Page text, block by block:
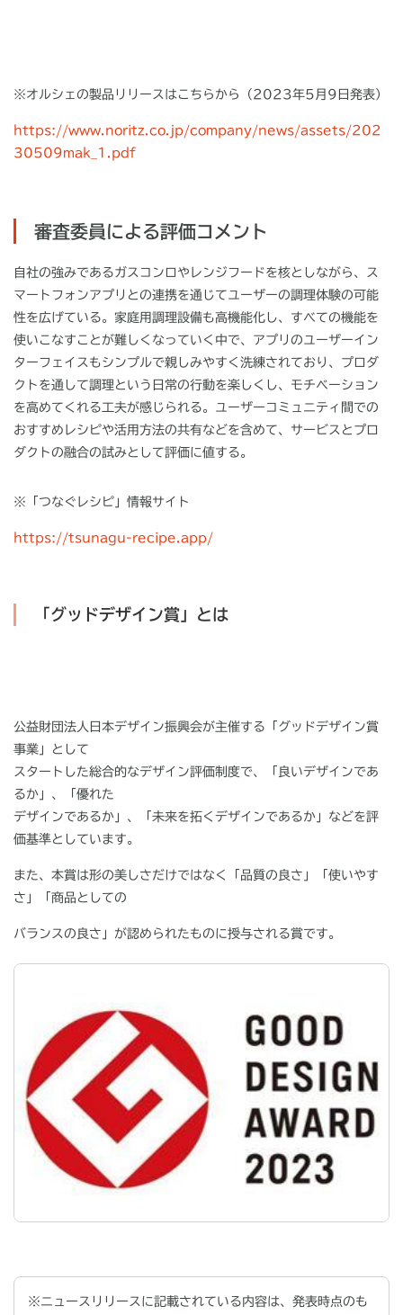
※オルシェの製品リリースはこちらから（ 2023年5 月 9 日発表）
https://www.noritz.co.jp/company/news/assets/202
30509mak_1.pdf
審査委員による評価コメント
自社の強みであるガスコンロやレンジフードを核としながら、ス
マートフォンアプリとの連携を通じてユーザーの調理体験の可能
性を広げている。家庭用調理設備も高機能化し、すべての機能を
使いこなすことが難しくなっていく中で、アプリのユーザーイン
ターフェイスもシンプルで親しみやすく洗練されており、プロダ
クトを通して調理という日常の行動を楽しくし、モチベーション
を高めてくれる工夫が感じられる。ユーザーコミュニティ間での
おすすめレシピや活用方法の共有などを含めて、サービスとプロ
ダクトの融合の試みとして評価に値する。
※「つなぐレシピ」情報サイト
https://tsunagu-recipe.app/
「グッドデザイン賞」とは
公益財団法人日本デザイン振興会が主催する「グッドデザイン賞
事業」として
スタートした総合的なデザイン評価制度で、「良いデザインであ
るか」、「優れた
デザインであるか」、「未来を拓くデザインであるか」などを評
価基準としています。
また、本賞は形の美しさだけではなく「品質の良さ」「使いやす
さ」「商品としての
バランスの良さ」が認められたものに授与される賞です。
※ニュースリリースに記載されている内容は、発表時点のも